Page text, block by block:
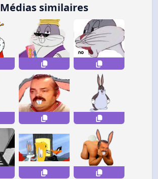
Médias similaires